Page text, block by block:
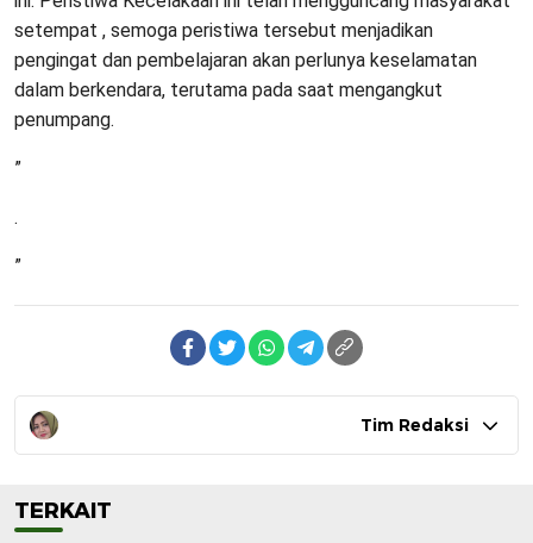
setempat , semoga peristiwa tersebut menjadikan
pengingat dan pembelajaran akan perlunya keselamatan
dalam berkendara, terutama pada saat mengangkut
penumpang.
”
.
”
Tim Redaksi
TERKAIT